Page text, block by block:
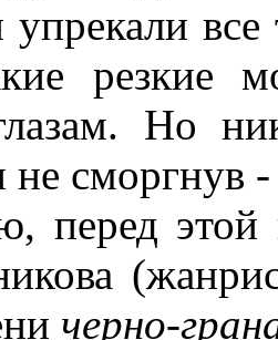
все
резкие
Но
не сморгнув
этой
черно-